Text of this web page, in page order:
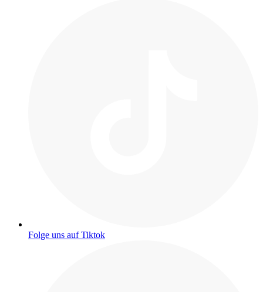
Folge uns auf Tiktok